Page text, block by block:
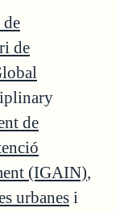
de
de
(IGAIN),
urbanes i